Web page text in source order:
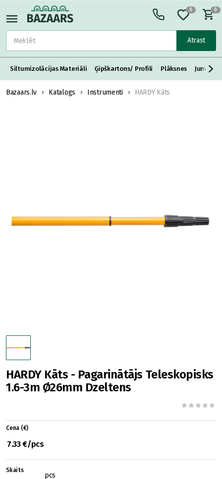
Atrast
0 0
Siltumizolācijas Materiāli Ģipškartons/ Profili Plāksnes Jumta
Bazaars.lv Katalogs Instrumenti HARDY Kāts
HARDY Kāts - Pagarinātājs Teleskopisks
1.6-3m Ø26mm Dzeltens
Cena (€)
7.33 €/pcs
Skaits
pcs